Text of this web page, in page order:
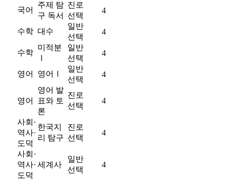
국어
주제 탐
구 독서
진로
선택
4
수학 대수
일반
선택
4
수학
미적분
Ⅰ
일반
선택
4
영어 영어Ⅰ
일반
선택
4
영어
영어 발
표와 토
론
진로
선택
4
사회·
역사·
도덕
한국지
리 탐구
진로
선택
4
사회·
역사·
도덕
세계사
일반
선택
4